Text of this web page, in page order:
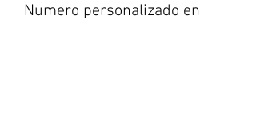
Numero personalizado en